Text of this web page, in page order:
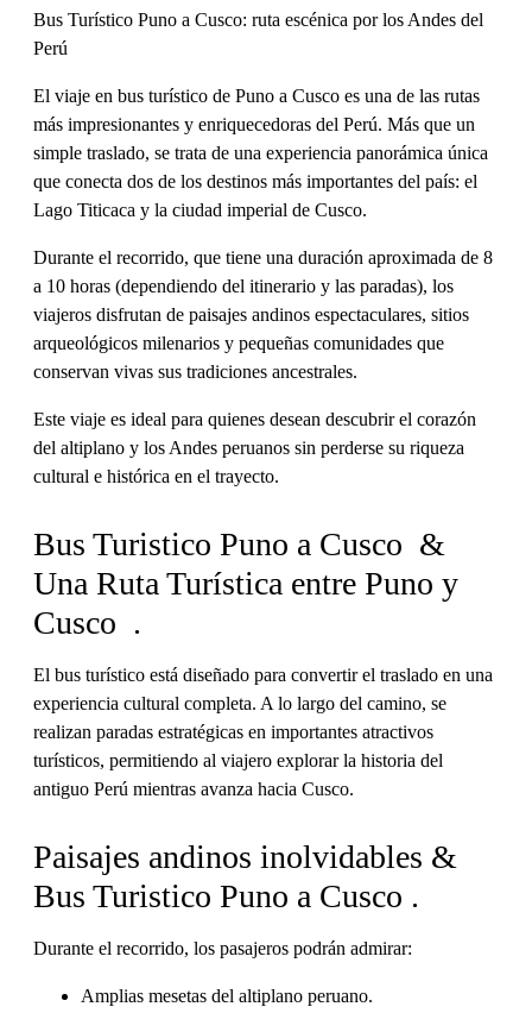
Bus Turístico Puno a Cusco: ruta escénica por los Andes del
Perú
El viaje en bus turístico de Puno a Cusco es una de las rutas
más impresionantes y enriquecedoras del Perú. Más que un
simple traslado, se trata de una experiencia panorámica única
que conecta dos de los destinos más importantes del país: el
Lago Titicaca y la ciudad imperial de Cusco.
Durante el recorrido, que tiene una duración aproximada de 8
a 10 horas (dependiendo del itinerario y las paradas), los
viajeros disfrutan de paisajes andinos espectaculares, sitios
arqueológicos milenarios y pequeñas comunidades que
conservan vivas sus tradiciones ancestrales.
Este viaje es ideal para quienes desean descubrir el corazón
del altiplano y los Andes peruanos sin perderse su riqueza
cultural e histórica en el trayecto.
Bus Turistico Puno a Cusco &
Una Ruta Turística entre Puno y
Cusco .
El bus turístico está diseñado para convertir el traslado en una
experiencia cultural completa. A lo largo del camino, se
realizan paradas estratégicas en importantes atractivos
turísticos, permitiendo al viajero explorar la historia del
antiguo Perú mientras avanza hacia Cusco.
Paisajes andinos inolvidables &
Bus Turistico Puno a Cusco .
Durante el recorrido, los pasajeros podrán admirar:
Amplias mesetas del altiplano peruano.